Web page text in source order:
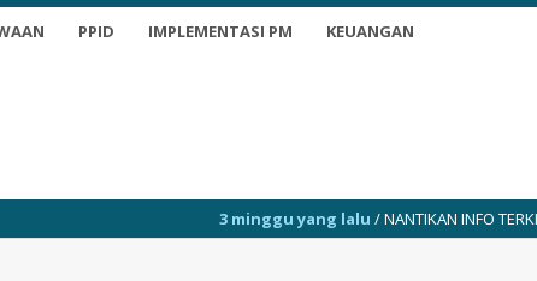
PPID IMPLEMENTASI PM KEUANGAN
/ NANTIKAN INFO TERKINI 3 minggu